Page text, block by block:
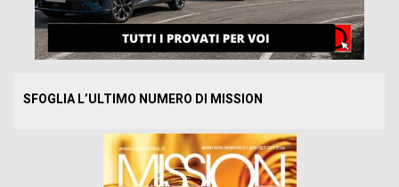
SFOGLIA L’ULTIMO NUMERO DI MISSION